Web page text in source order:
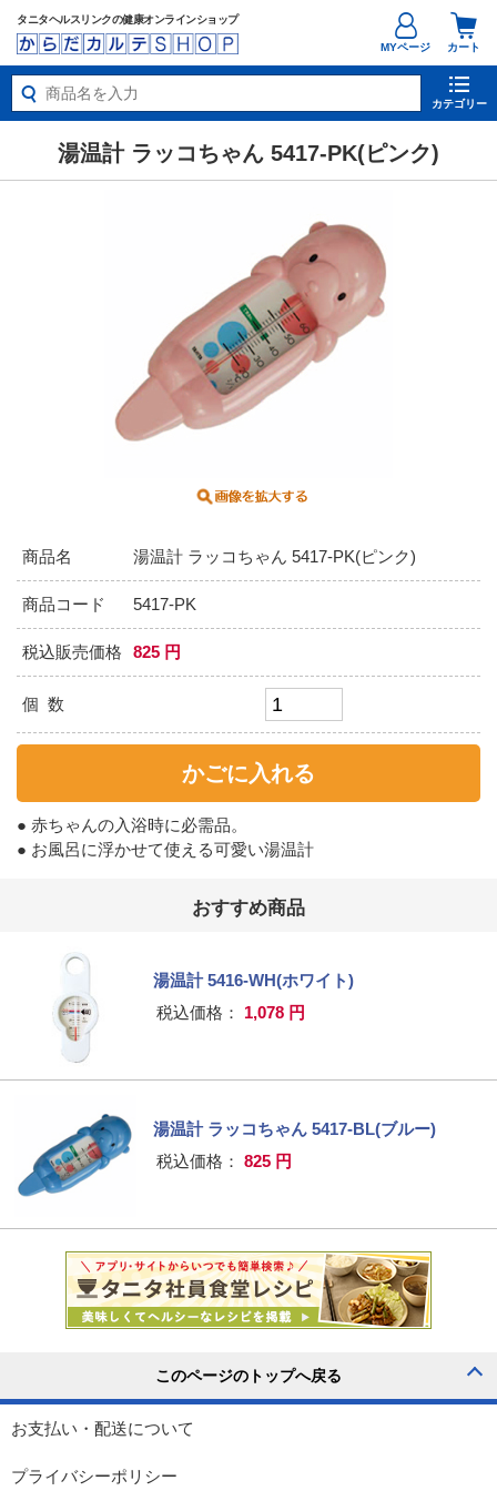
タニタヘルスリンクの健康オンラインショップ
カート
MYページ
カテゴリー
湯温計 ラッコちゃん 5417-PK(ピンク)
商品名 湯温計 ラッコちゃん 5417-PK(ピンク)
商品コード 5417-PK
税込販売価格 825 円
個 数
● 赤ちゃんの入浴時に必需品。
● お風呂に浮かせて使える可愛い湯温計
おすすめ商品
湯温計 5416-WH(ホワイト)
税込価格：
1,078 円
湯温計 ラッコちゃん 5417-BL(ブルー)
税込価格： 825 円
お支払い・配送について
プライバシーポリシー